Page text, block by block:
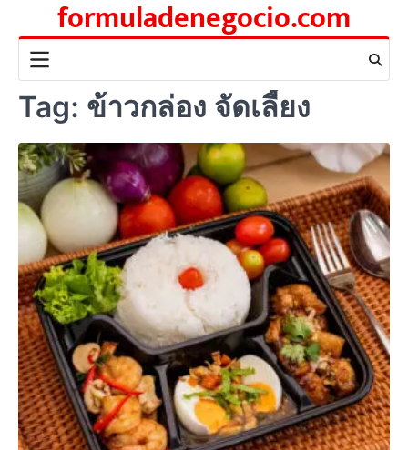
content
formuladenegocio.com
Tag: ข้าวกล่อง จัดเลี้ยง